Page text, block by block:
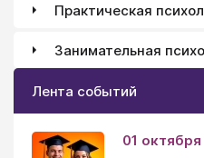
Практическая
Занимательная
Лента событий
01 октября